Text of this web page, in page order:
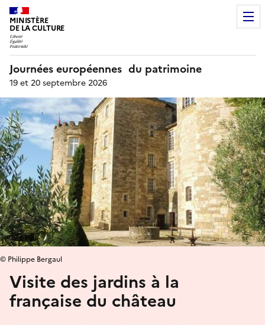
MINISTÈRE
DE LA CULTURE
Journées européennes du patrimoine
19 et 20 septembre 2026
Visite des jardins à la
française du château
© Philippe Bergaul